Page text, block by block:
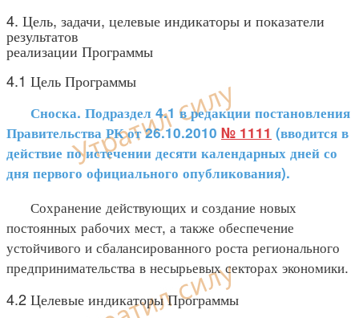
4. Цель, задачи, целевые индикаторы и показатели
результатов
реализации Программы
4.1 Цель Программы
Сноска. Подраздел 4.1 в редакции постановления
Правительства РК от 26.10.2010 № 1111 (вводится в
действие по истечении десяти календарных дней со
дня первого официального опубликования).
Сохранение действующих и создание новых
постоянных рабочих мест, а также обеспечение
устойчивого и сбалансированного роста регионального
предпринимательства в несырьевых секторах экономики.
4.2 Целевые индикаторы Программы